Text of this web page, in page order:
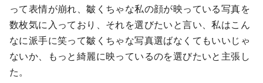
って表情が崩れ、皺くちゃな私の顔が映っている写真を
数枚気に入っており、それを選びたいと言い、私はこん
なに派手に笑って皺くちゃな写真選ばなくてもいいじゃ
ないか、もっと綺麗に映っているのを選びたいと主張し
た。